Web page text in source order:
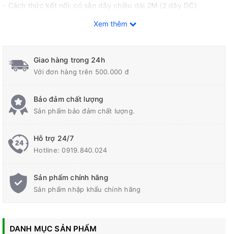
- Cách thức kết nối: có sẳn dây chiều dài 2M (2 dây DC)
đóng băng hoặc ngưng tụ)
Xem thêm
Giao hàng trong 24h
Với đơn hàng trên 500.000 đ
Bảo đảm chất lượng
Sản phẩm bảo đảm chất lượng.
Hỗ trợ 24/7
Hotline:0919.840.024
Sản phẩm chính hãng
Sản phẩm nhập khẩu chính hãng
DANH MỤC SẢN PHẨM